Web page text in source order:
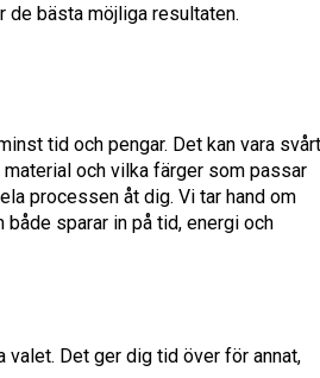
de bästa möjliga resultaten.
tid och pengar. Det kan vara svårt
och vilka färger som passar
processen åt dig. Vi tar hand om
sparar in på tid, energi och
Det ger dig tid över för annat,